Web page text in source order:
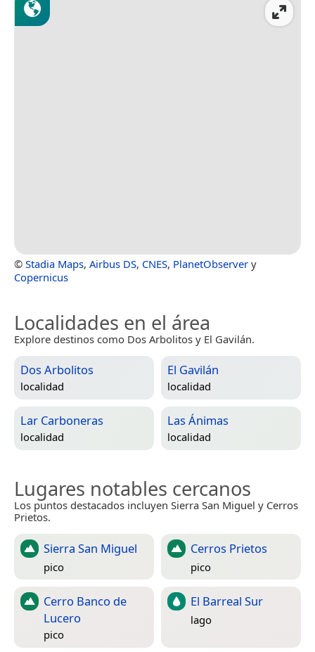
© Stadia Maps, Airbus DS, CNES, PlanetObserver y
Copernicus
Localidades en el área
Explore destinos como Dos Arbolitos y El Gavilán.
Dos Arbolitos
localidad
El Gavilán
localidad
Lar Carboneras
localidad
Las Ánimas
localidad
Lugares notables cercanos
Los puntos destacados incluyen Sierra San Miguel y Cerros
Prietos.
Sierra San Miguel
pico
Cerros Prietos
pico
Cerro Banco de
Lucero
pico
El Barreal Sur
lago